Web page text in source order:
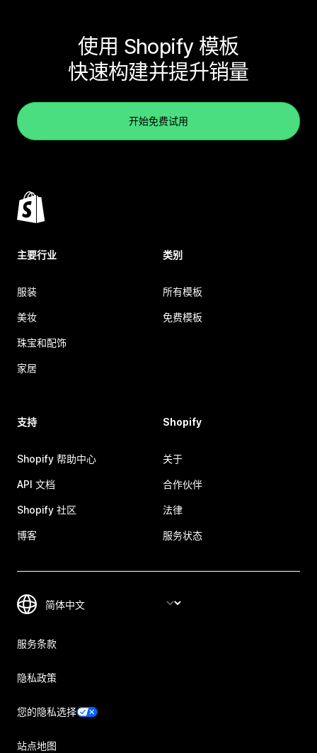
使用 Shopify 模板
快速构建并提升销量
开始免费试用
主要行业
服装
美妆
珠宝和配饰
家居
类别
所有模板
免费模板
支持
Shopify 帮助中心
API 文档
Shopify 社区
博客
Shopify
关于
合作伙伴
法律
服务状态
服务条款
隐私政策
您的隐私选择
站点地图